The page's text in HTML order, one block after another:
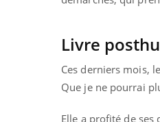
Livre
Ces derniers mois,
Que je ne pourrai
Elle a profité de